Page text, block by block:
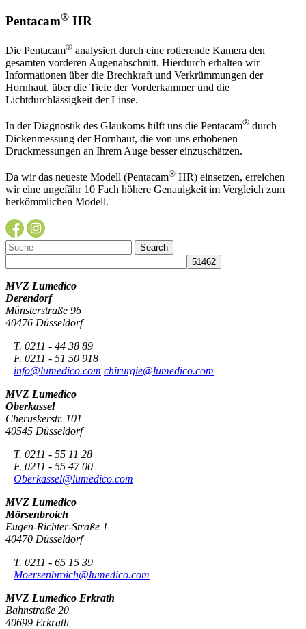
Pentacam® HR
Die Pentacam® analysiert durch eine rotierende Kamera den
gesamten vorderen Augenabschnitt. Hierdurch erhalten wir
Informationen über die Brechkraft und Verkrümmungen der
Hornhaut, über die Tiefe der Vorderkammer und die
Lichtdurchlässigkeit der Linse.
In der Diagnostik des Glaukoms hilft uns die Pentacam® durch
Dickenmessung der Hornhaut, die von uns erhobenen
Druckmessungen an Ihrem Auge besser einzuschätzen.
Da wir das neueste Modell (Pentacam® HR) einsetzen, erreichen
wir eine ungefähr 10 Fach höhere Genauigkeit im Vergleich zum
herkömmlichen Modell.
MVZ Lumedico
Derendorf
Münsterstraße 96
40476 Düsseldorf
T. 0211 - 44 38 89
F. 0211 - 51 50 918
info@lumedico.com chirurgie@lumedico.com
MVZ Lumedico
Oberkassel
Cheruskerstr. 101
40545 Düsseldorf
T. 0211 - 55 11 28
F. 0211 - 55 47 00
Oberkassel@lumedico.com
MVZ Lumedico
Mörsenbroich
Eugen-Richter-Straße 1
40470 Düsseldorf
T. 0211 - 65 15 39
Moersenbroich@lumedico.com
MVZ Lumedico Erkrath
Bahnstraße 20
40699 Erkrath